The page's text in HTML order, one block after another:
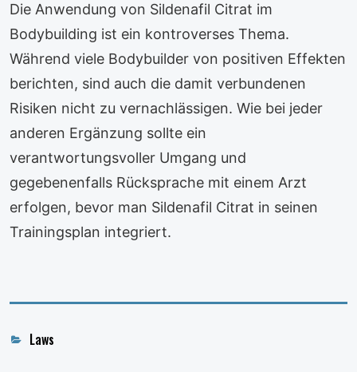
Die Anwendung von Sildenafil Citrat im
Bodybuilding ist ein kontroverses Thema.
Während viele Bodybuilder von positiven Effekten
berichten, sind auch die damit verbundenen
Risiken nicht zu vernachlässigen. Wie bei jeder
anderen Ergänzung sollte ein
verantwortungsvoller Umgang und
gegebenenfalls Rücksprache mit einem Arzt
erfolgen, bevor man Sildenafil Citrat in seinen
Trainingsplan integriert.
Categories
Laws